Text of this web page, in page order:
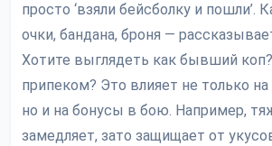
просто ‘взяли бейсболку и пошли’.
очки, бандана, броня —
Хотите выглядеть как бывший
припеком? Это влияет не только
но и на бонусы в бою. Например,
замедляет, зато защищает от